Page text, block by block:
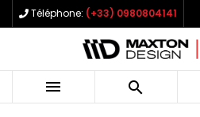
Téléphone: (+33) 0980804141
 